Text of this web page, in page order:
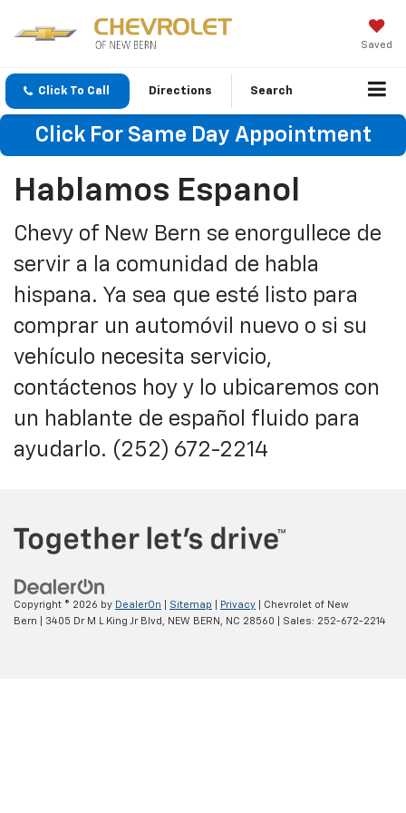
Saved
Click To Call Directions Search
Click For Same Day Appointment
Hablamos Espanol
Chevy of New Bern se enorgullece de
servir a la comunidad de habla
hispana. Ya sea que esté listo para
comprar un automóvil nuevo o si su
vehículo necesita servicio,
contáctenos hoy y lo ubicaremos con
un hablante de español fluido para
ayudarlo. (252) 672-2214
Copyright © 2026 by DealerOn Sitemap Privacy | Chevrolet of New
Bern
3405 Dr M L King Jr Blvd, NEW BERN, NC 28560 | Sales: 252-672-2214